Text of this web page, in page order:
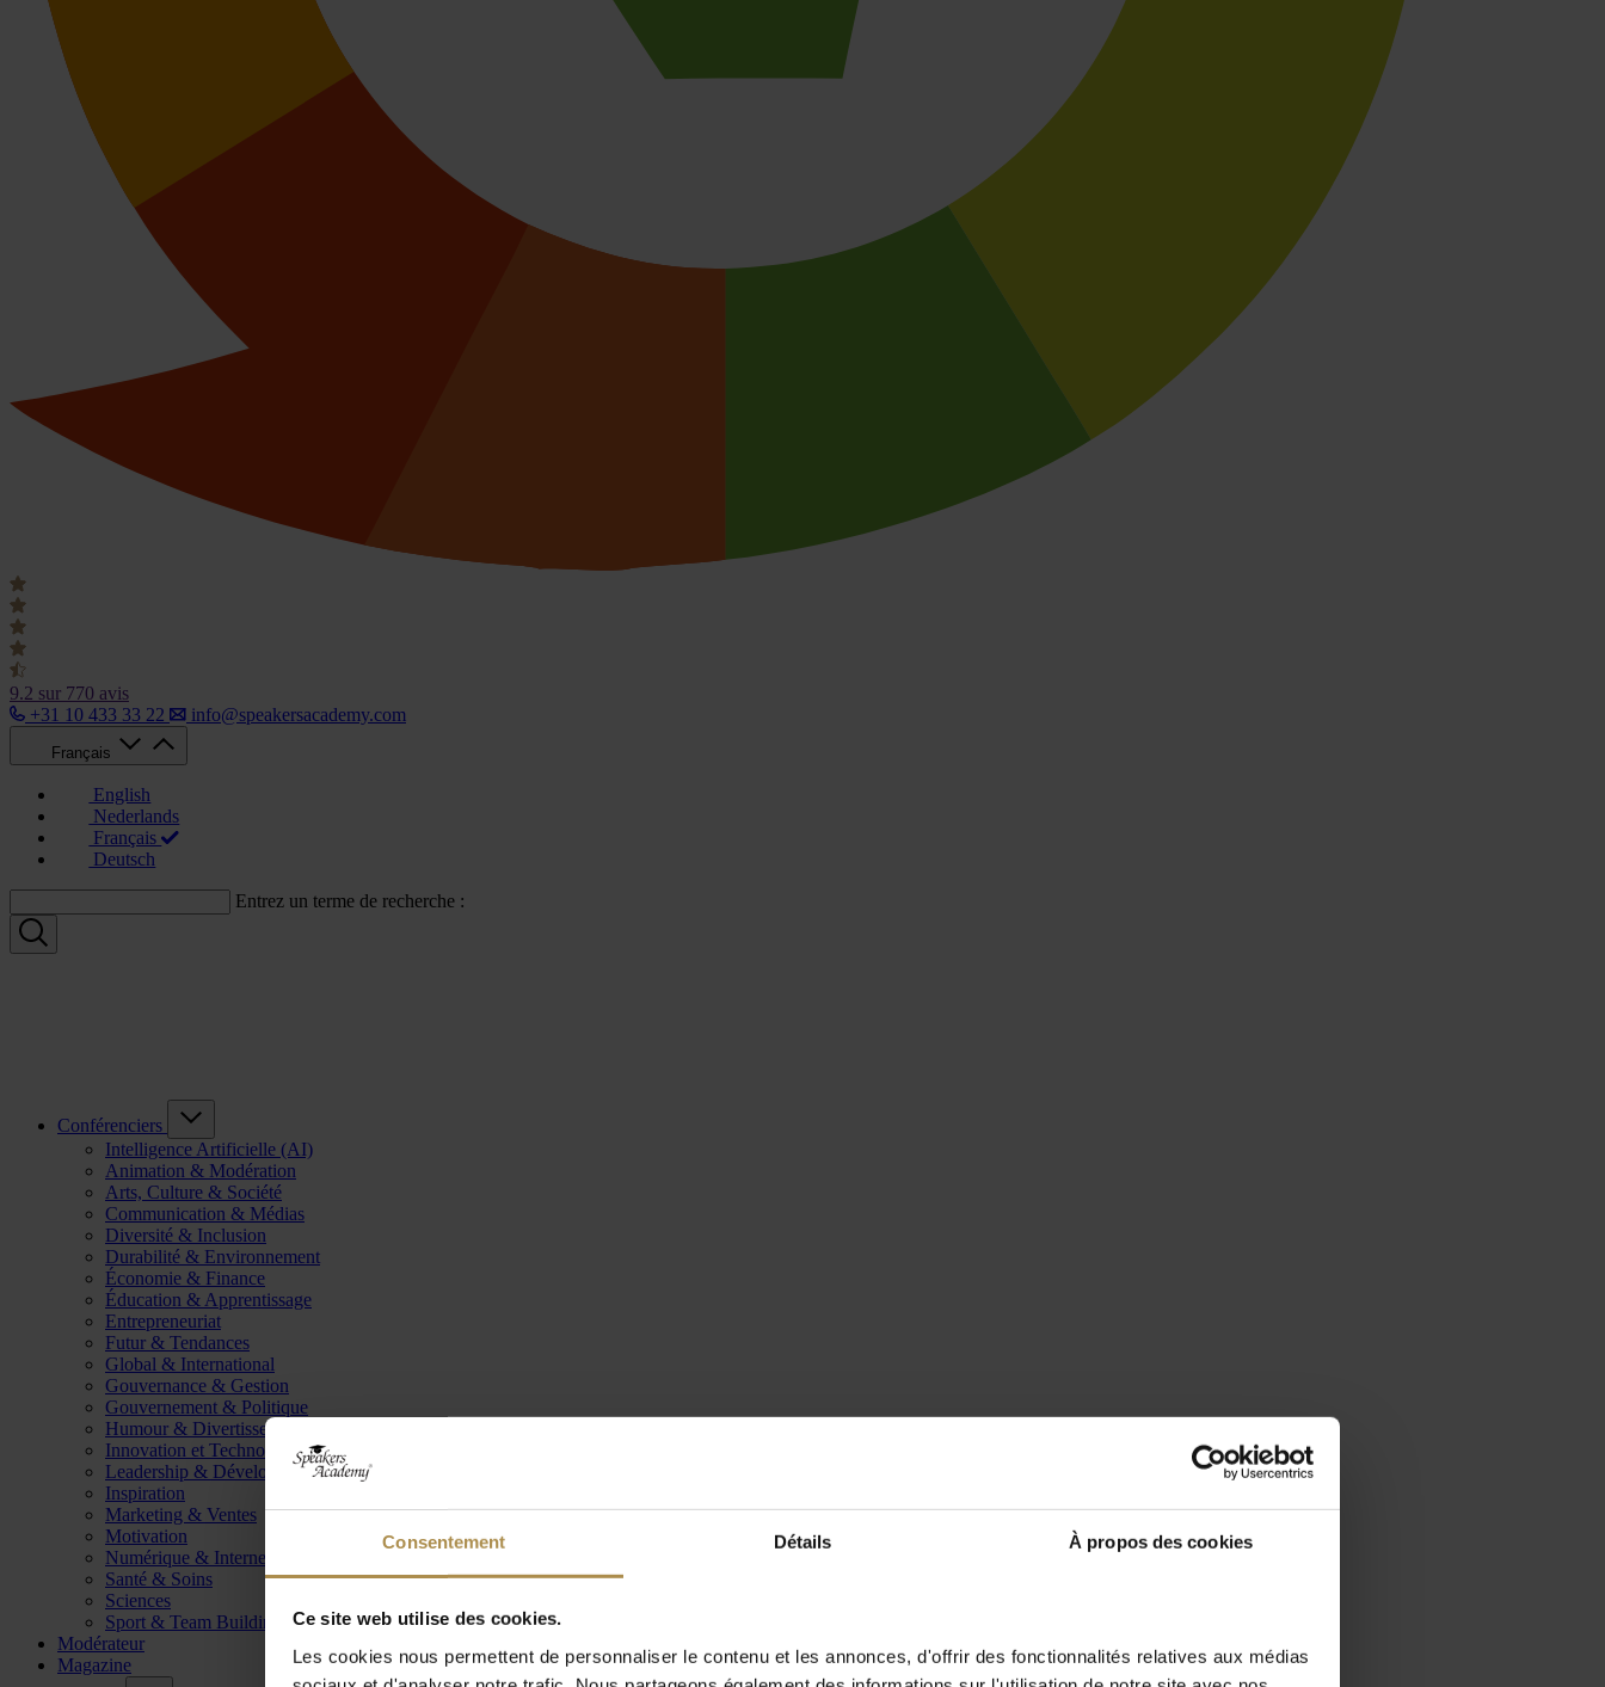
Consentement Détails À propos des cookies
Ce site web utilise des cookies.
Les cookies nous permettent de personnaliser le contenu et les annonces, d'offrir des fonctionnalités relatives aux médias
9.2 sur 770 avis
+31 10 433 33 22
info@speakersacademy.com
Français
English
Nederlands
Français
Deutsch
Entrez un terme de recherche :
Conférenciers
Intelligence Artificielle (AI)
Animation & Modération
Arts, Culture & Société
Communication & Médias
Diversité & Inclusion
Durabilité & Environnement
Économie & Finance
Éducation & Apprentissage
Entrepreneuriat
Futur & Tendances
Global & International
Gouvernance & Gestion
Gouvernement & Politique
Humour & Divertissement
Innovation et Technologie
Leadership & Développement
Inspiration
Marketing & Ventes
Motivation
Numérique & Internet
Santé & Soins
Sciences
Sport & Team Building
Modérateur
Magazine